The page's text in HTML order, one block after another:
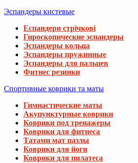
Эспандеры кистевые
Еспандери стрічкові
Гироскопические эспандеры
Эспандеры кольца
Эспандеры пружинные
Эспандеры для пальцев
Фитнес резинки
Спортивные коврики та маты
Гимнастические маты
Акупунктурные коврики
Коврики под тренажеры
Коврики для фитнеса
Татами мат пазлы
Коврики для йоги
Коврики для пилатеса